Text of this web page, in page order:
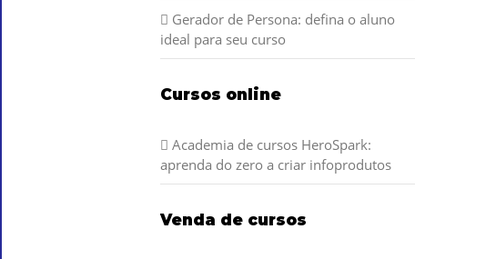
Gerador de Persona: defina o aluno
ideal para seu curso
Cursos online
Academia de cursos HeroSpark:
aprenda do zero a criar infoprodutos
Venda de cursos